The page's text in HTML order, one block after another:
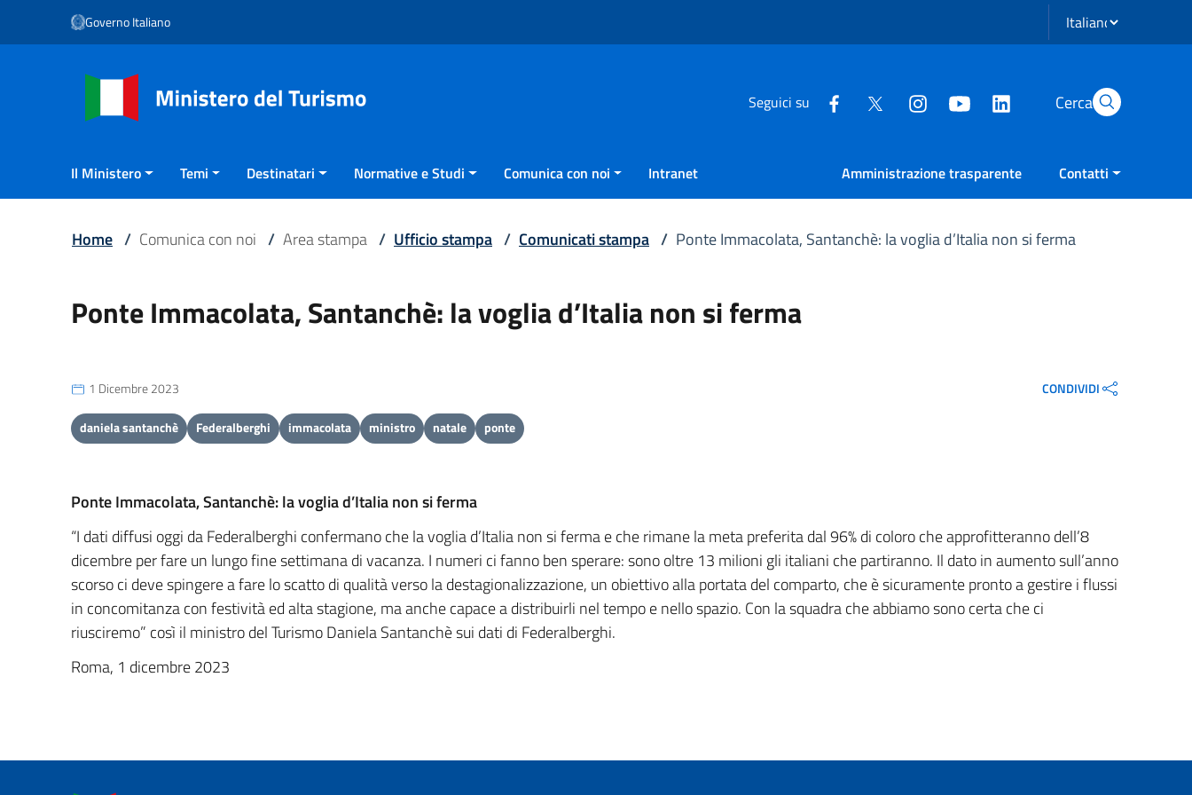
Vai ai contenuti
Vai al menu di navigazione
Governo Italiano Seleziona lingua
Seguici su Cerca
Il Ministero Temi Destinatari Normative e Studi Comunica con noi Intranet Amministrazione trasparente Contatti
Home / Comunica con noi / Area stampa / Ufficio stampa / Comunicati stampa / Ponte Immacolata, Santanchè: la voglia d’Italia non si ferma
Ponte Immacolata, Santanchè: la voglia d’Italia non si ferma
1 Dicembre 2023 CONDIVIDI
daniela santanchè Federalberghi immacolata ministro natale ponte
Ponte Immacolata, Santanchè: la voglia d’Italia non si ferma
“I dati diffusi oggi da Federalberghi confermano che la voglia d’Italia non si ferma e che rimane la meta preferita dal 96% di coloro che approfitteranno dell’8
dicembre per fare un lungo fine settimana di vacanza. I numeri ci fanno ben sperare: sono oltre 13 milioni gli italiani che partiranno. Il dato in aumento sull’anno
scorso ci deve spingere a fare lo scatto di qualità verso la destagionalizzazione, un obiettivo alla portata del comparto, che è sicuramente pronto a gestire i flussi
in concomitanza con festività ed alta stagione, ma anche capace a distribuirli nel tempo e nello spazio. Con la squadra che abbiamo sono certa che ci
riusciremo” così il ministro del Turismo Daniela Santanchè sui dati di Federalberghi.
Roma, 1 dicembre 2023